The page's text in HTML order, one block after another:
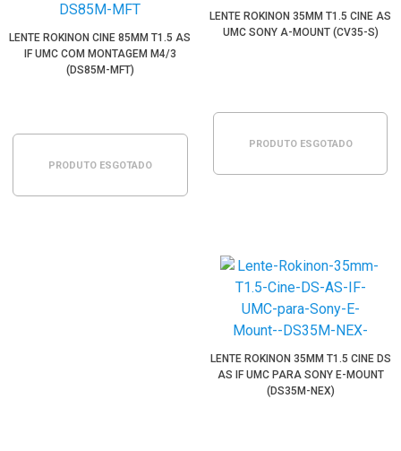
LENTE ROKINON CINE 85MM T1.5 AS
IF UMC COM MONTAGEM M4/3
(DS85M-MFT)
PRODUTO ESGOTADO
LENTE ROKINON 35MM T1.5 CINE AS
UMC SONY A-MOUNT (CV35-S)
PRODUTO ESGOTADO
LENTE ROKINON 35MM T1.5 CINE DS
AS IF UMC PARA SONY E-MOUNT
(DS35M-NEX)